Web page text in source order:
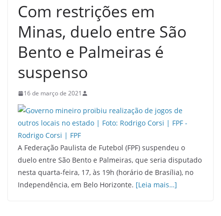
Com restrições em
Minas, duelo entre São
Bento e Palmeiras é
suspenso
16 de março de 2021
A Federação Paulista de Futebol (FPF) suspendeu o
duelo entre São Bento e Palmeiras, que seria disputado
nesta quarta-feira, 17, às 19h (horário de Brasília), no
Independência, em Belo Horizonte. [Leia mais…]